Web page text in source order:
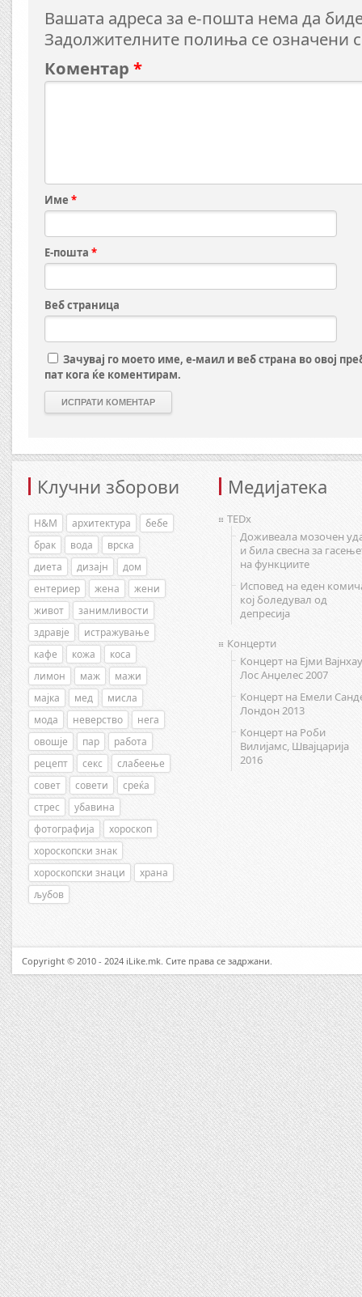
Вашата адреса за е-пошта нема да
Задолжителните полиња се означени
Коментар *
Име *
Е-пошта *
Веб страница
Зачувај го моето име, е-маил и веб страна во овој
пат кога ќе коментирам.
Клучни зборови
H&M архитектура
бебе
брак
вода
врска
диета
дизајн
дом
ентериер
жена
жени
живот
занимливости
здравје
истражување
кафе
кожа
коса
лимон
маж
мажи
мајка
мед
мисла
мода
неверство
нега
овошје
пар
работа
рецепт
секс
слабеење
совет
совети
среќа
стрес
убавина
фотографија
хороскоп
хороскопски знак
хороскопски знаци
храна
љубов
Медијатека
TEDx
Доживеала мозочен
и била свесна за
на функциите
Исповед на еден
кој боледувал од
депресија
Концерти
Концерт на Ејми
Лос Анџелес 2007
Концерт на Емели
Лондон 2013
Концерт на Роби
Вилијамс, Швајцарија
2016
Copyright © 2010 - 2024 iLike.mk. Сите права се задржани.